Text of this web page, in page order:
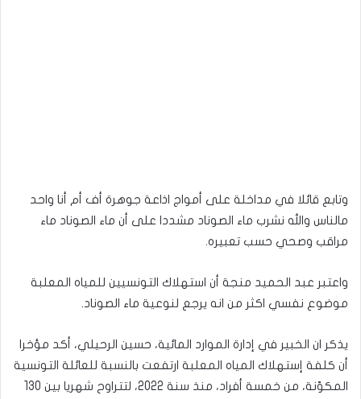
وتابع قائلا في مداخلة على أمواج اذاعة جوهرة أف أم أنا واحد
مالناس والله نشرب ماء الصوناد مشددا على أن ماء الصوناد ماء
مراقب وصحي حسب تعبيره.
واعتبر عبد الحميد منجة أن استهلاك التونسيين للمياه المعلبة
موضوع نفسي اكثر من انه يرجع لنوعية ماء الصوناد.
يذكر ان الخبير في إدارة الموارد المائية، حسين الرحيلي، أكد مؤخرا
أن كلفة إستهلاك المياه المعلبة ارتفعت بالنسبة للعائلة التونسية
المكوّنة، من خمسة أفراد، منذ سنة 2022، لتتراوح شهريا بين 130